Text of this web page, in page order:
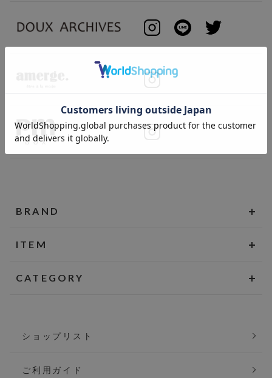
BRAND
ITEM
CATEGORY
ショップリスト
ご利用ガイド